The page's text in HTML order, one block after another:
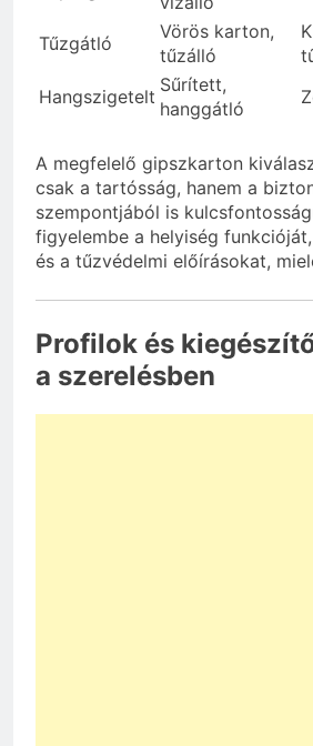
Tűzgátló
Vörös karton,
tűzálló
Hangszigetelt
Sűrített,
hanggátló
A megfelelő gipszkarton
csak a tartósság, hanem a
szempontjából is
figyelembe a helyiség
és a tűzvédelmi előírásokat,
Profilok és
a szerelésben